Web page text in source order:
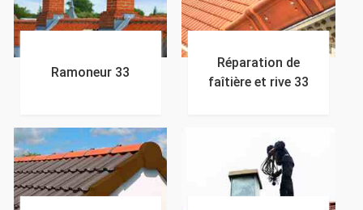
Ramoneur 33
Réparation de
faîtière et rive 33